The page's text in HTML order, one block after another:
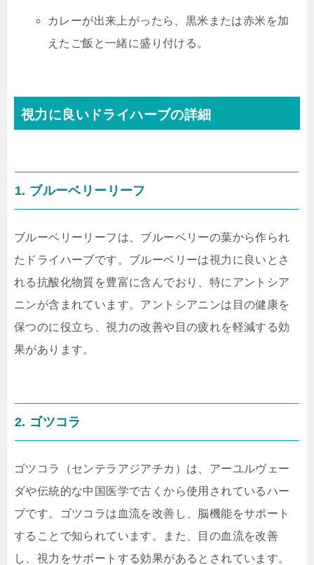
カレーが出来上がったら、黒米または赤米を加
えたご飯と一緒に盛り付ける。
視力に良いドライハーブの詳細
1. ブルーベリーリーフ
ブルーベリーリーフは、ブルーベリーの葉から作られ
たドライハーブです。ブルーベリーは視力に良いとさ
れる抗酸化物質を豊富に含んでおり、特にアントシア
ニンが含まれています。アントシアニンは目の健康を
保つのに役立ち、視力の改善や目の疲れを軽減する効
果があります。
2. ゴツコラ
ゴツコラ（センテラアジアチカ）は、アーユルヴェー
ダや伝統的な中国医学で古くから使用されているハー
ブです。ゴツコラは血流を改善し、脳機能をサポート
することで知られています。また、目の血流を改善
し、視力をサポートする効果があるとされています。